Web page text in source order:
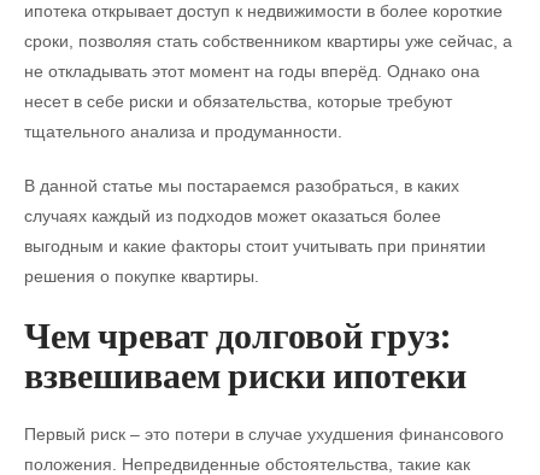
ипотека открывает доступ к недвижимости в более короткие
сроки, позволяя стать собственником квартиры уже сейчас, а
не откладывать этот момент на годы вперёд. Однако она
несет в себе риски и обязательства, которые требуют
тщательного анализа и продуманности.
В данной статье мы постараемся разобраться, в каких
случаях каждый из подходов может оказаться более
выгодным и какие факторы стоит учитывать при принятии
решения о покупке квартиры.
Чем чреват долговой груз:
взвешиваем риски ипотеки
Первый риск – это потери в случае ухудшения финансового
положения. Непредвиденные обстоятельства, такие как